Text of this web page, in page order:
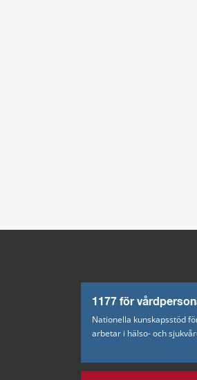
1177 för
Nationella kunskapsstöd
arbetar i hälso- och